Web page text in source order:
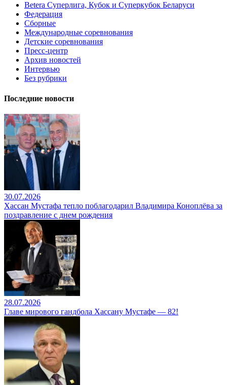
Betera Суперлига, Кубок и Суперкубок Беларуси
Федерация
Сборные
Международные соревнования
Детские соревнования
Пресс-центр
Архив новостей
Интервью
Без рубрики
Последние новости
30.07.2026
Хассан Мустафа тепло поблагодарил Владимира Коноплёва за
поздравление с днем рождения
28.07.2026
Главе мирового гандбола Хассану Мустафе — 82!